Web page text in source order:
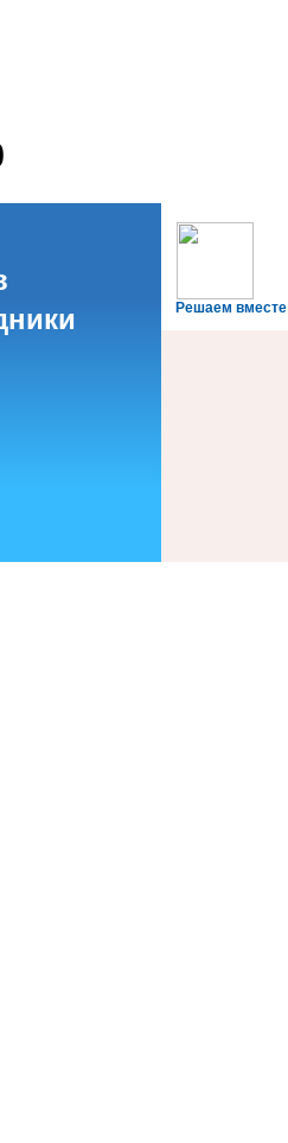
Решаем вместе